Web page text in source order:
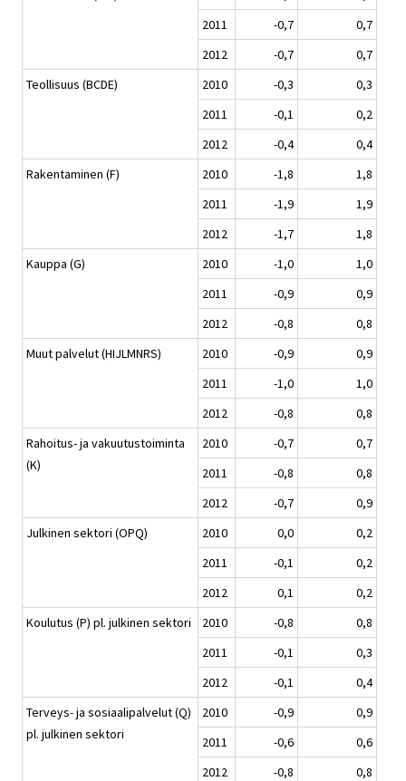
2011
-0,7
0,7
2012
-0,7
0,7
Teollisuus (BCDE)
2010 -0,3
0,3
2011
-0,1
0,2
2012
-0,4
0,4
Rakentaminen (F)
2010 -1,8
1,8
2011
-1,9
1,9
2012
-1,7
1,8
Kauppa (G)
2010 -1,0
1,0
2011
-0,9
0,9
2012
-0,8
0,8
Muut palvelut (HIJLMNRS)
2010 -0,9
0,9
2011
-1,0
1,0
2012
-0,8
0,8
Rahoitus- ja vakuutustoiminta
(K)
2010 -0,7
0,7
2011
-0,8
0,8
2012
-0,7
0,9
Julkinen sektori (OPQ)
2010 0,0
0,2
2011
-0,1
0,2
2012
0,1
0,2
Koulutus (P) pl. julkinen sektori
2010 -0,8
0,8
2011
-0,1
0,3
2012
-0,1
0,4
Terveys- ja sosiaalipalvelut (Q)
pl. julkinen sektori
2010 -0,9
0,9
2011
-0,6
0,6
2012
-0,8 0,8